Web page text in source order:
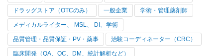
ドラッグストア（OTCのみ） 一般企業 学術・管理薬剤師
メディカルライター、 MSL、 DI、学術
品質管理・品質保証・PV・薬事 治験コーディネーター（CRC）
臨床開発（QA、QC、DM、統計解析など）